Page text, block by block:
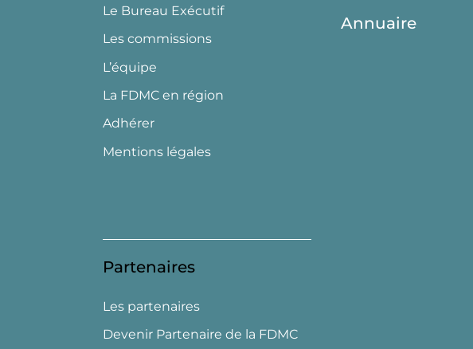
Le Bureau Exécutif
Les commissions
L’équipe
La FDMC en région
Adhérer
Mentions légales
Annuaire
Partenaires
Les partenaires
Devenir Partenaire de la FDMC